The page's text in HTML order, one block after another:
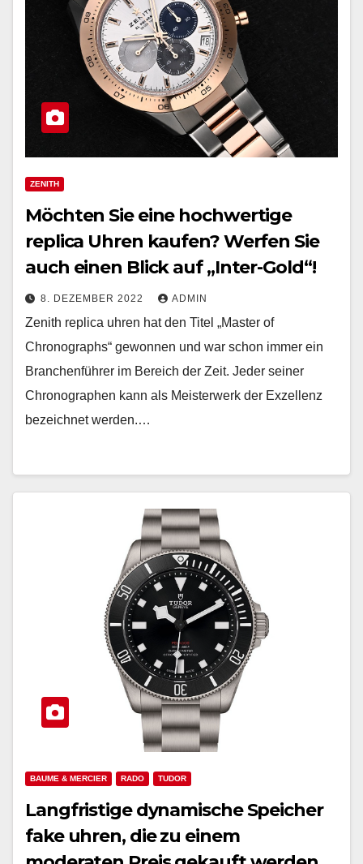
ZENITH
Möchten Sie eine hochwertige
replica Uhren kaufen? Werfen Sie
auch einen Blick auf „Inter-Gold“!
8. DEZEMBER 2022 ADMIN
Zenith replica uhren hat den Titel „Master of
Chronographs“ gewonnen und war schon immer ein
Branchenführer im Bereich der Zeit. Jeder seiner
Chronographen kann als Meisterwerk der Exzellenz
bezeichnet werden.…
BAUME & MERCIER RADO TUDOR
Langfristige dynamische Speicher
fake uhren, die zu einem